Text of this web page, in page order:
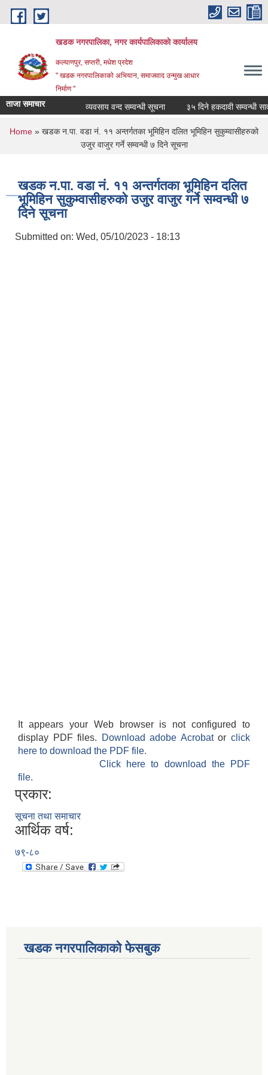
Skip to main content
खडक नगरपालिका, नगर कार्यपालिकाकाे कार्यालय
कल्याणपुर, सप्तरी, मधेश प्रदेश
" खडक नगरपालिकाको अभियान, समाजवाद उन्मुख आधार
निर्माण "
ताजा समाचार व्यवसाय वन्द सम्वन्धी सूचना ३५ दिने हकदावी सम्वन्धी
You are here
Home » खडक न.पा. वडा नं. ११ अन्तर्गतका भूमिहिन दलित भूमिहिन सुकुम्वासीहरुको
उजुर वाजुर गर्ने सम्वन्धी ७ दिने सूचना
खडक न.पा. वडा नं. ११ अन्तर्गतका भूमिहिन दलित
भूमिहिन सुकुम्वासीहरुको उजुर वाजुर गर्ने सम्वन्धी ७
दिने सूचना
Submitted on: Wed, 05/10/2023 - 18:13
It appears your Web browser is not configured to
display PDF files.
Download adobe Acrobatorclick
here to download the PDF file.
Click here to download the PDF
file.
प्रकार:
सूचना तथा समाचार
आर्थिक वर्ष:
७९-८०
खडक नगरपालिकाको फेसबुक